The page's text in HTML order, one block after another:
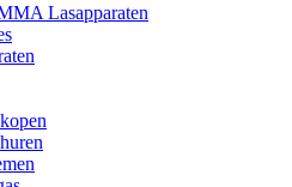
Lasapparaten